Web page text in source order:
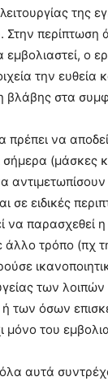
της
Στην περίπτωση
ο
την ευθεία
βλάβης στα
πρέπει να
σήμερα (μάσκες
σε ειδικές
να παρασχεθεί
τρόπο (πχ
των
των όσων
μόνο του
αυτά